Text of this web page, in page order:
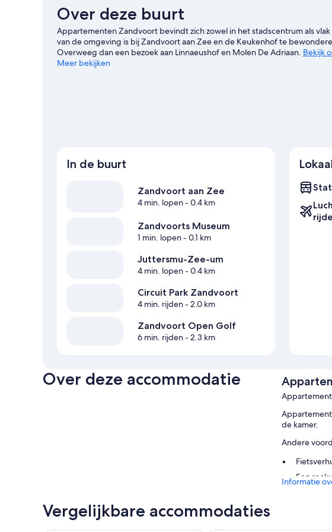
Over deze buurt
Appartementen Zandvoort bevindt zich zowel in het stadscentrum als
van de omgeving is bij Zandvoort aan Zee en de Keukenhof te
Overweeg dan een bezoek aan Linnaeushof en Molen De Adriaan. Bekijk
Meer bekijken
In de buurt
Zandvoort aan Zee
4 min. lopen- 0.4 km
Zandvoorts Museum
1 min. lopen- 0.1 km
Juttersmu-Zee-um
4 min. lopen- 0.4 km
Circuit Park Zandvoort
4 min. rijden- 2.0 km
Zandvoort Open Golf
6 min. rijden- 2.3 km
Over deze accommodatie
de kamer.
Andere
Een
zoals gratis
Informatie
Vergelijkbare accommodaties